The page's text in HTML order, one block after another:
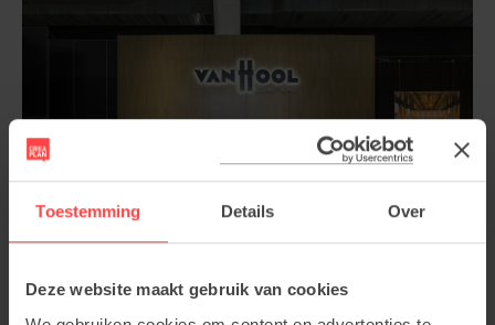
Toestemming Details Over
Deze website maakt gebruik van cookies